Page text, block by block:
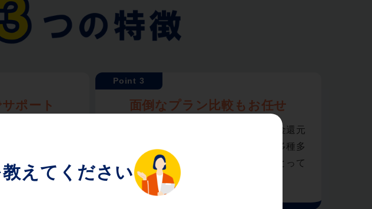
ポート
のお手続きを、
。
面倒なプラン比較もお任せ
各社キャッシュバックや工事費・違約金還元
など、お得な情報をまとめてご案内。多種多
様な回線サービスの中から、お客様にとって
最適なプランをご案内いたします。